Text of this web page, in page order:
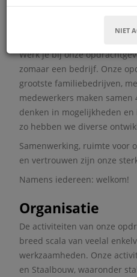
Werk je bij onze
zomaar een bedrijf. Onze
grootste familiebedrijven,
medewerkers maken
denken in mogelijkheden
zo hebben we diverse
Samenwerking, ruimte voor
en vertrouwen zijn onze
Namens iedereen: welkom!
Organisatie
De activiteiten van onze
breed scala van veelal
werkzaamheden. Onze
en Staalbouw, waaronder
NIET